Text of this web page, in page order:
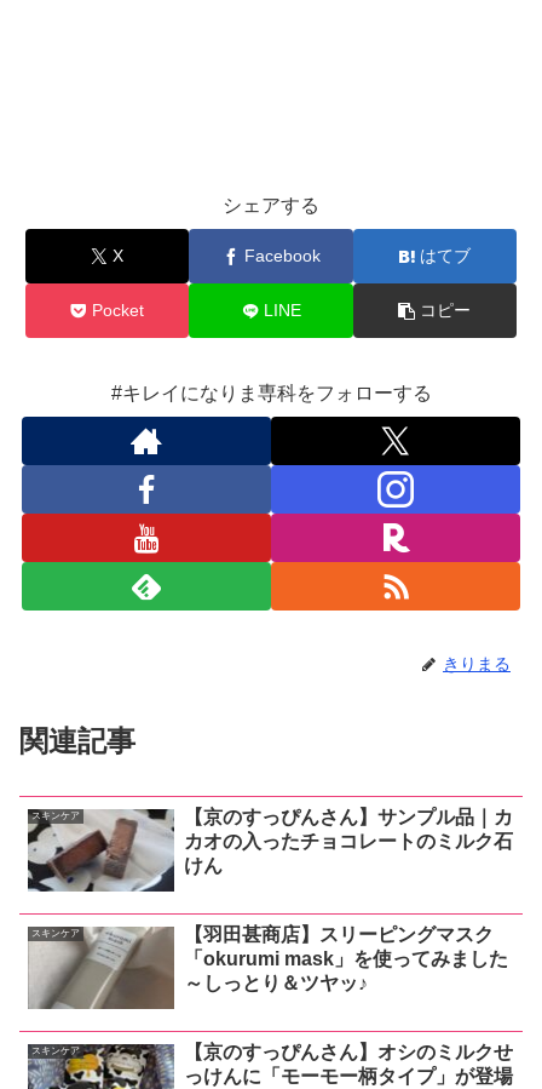
シェアする
X Facebook はてブ
Pocket LINE コピー
#キレイになりま専科をフォローする
きりまる
関連記事
スキンケア
【京のすっぴんさん】サンプル品｜カ
カオの入ったチョコレートのミルク石
けん
スキンケア
【羽田甚商店】スリーピングマスク
「okurumi mask」を使ってみました
～しっとり＆ツヤッ♪
スキンケア
【京のすっぴんさん】オシのミルクせ
っけんに「モーモー柄タイプ」が登場